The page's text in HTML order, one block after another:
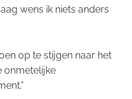
wens ik niets anders
op te stijgen naar het
onmetelijke